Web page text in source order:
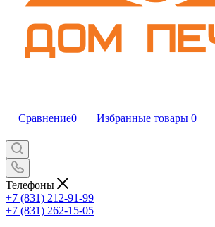
Сравнение0 Избранные товары 0
Телефоны
+7 (831) 212-91-99
+7 (831) 262-15-05